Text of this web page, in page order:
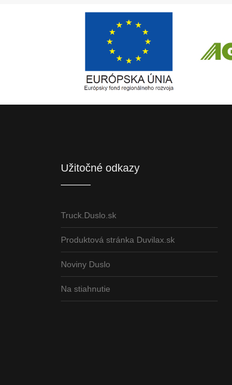
Užitočné odkazy
Truck.Duslo.sk
Produktová stránka Duvilax.sk
Noviny Duslo
Na stiahnutie